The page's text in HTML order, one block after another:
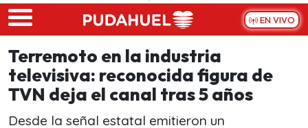
Skip to main content
EN VIVO
Terremoto en la industria
televisiva: reconocida figura de
TVN deja el canal tras 5 años
Desde la señal estatal emitieron un